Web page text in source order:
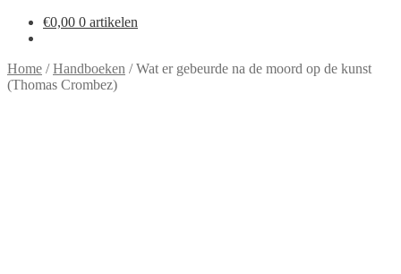
€0,00 0 artikelen
Home /Handboeken /Wat er gebeurde na de moord op de kunst
(Thomas Crombez)